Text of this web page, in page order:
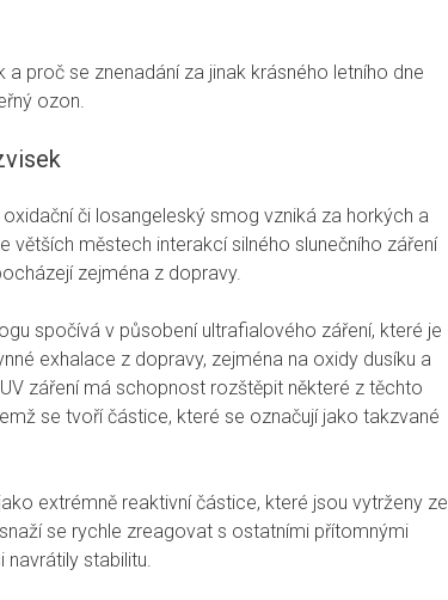
proč se znenadání za jinak krásného letního dne
ozon.
či losangeleský smog vzniká za horkých a
větších městech interakcí silného slunečního záření
zejména z dopravy.
spočívá v působení ultrafialového záření, které je
exhalace z dopravy, zejména na oxidy dusíku a
záření má schopnost rozštěpit některé z těchto
se tvoří částice, které se označují jako takzvané
extrémně reaktivní částice, které jsou vytrženy ze
se rychle zreagovat s ostatními přítomnými
navrátily stabilitu.